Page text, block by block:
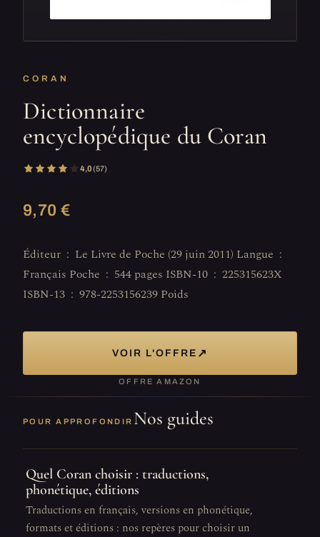
CORAN
Dictionnaire
encyclopédique du Coran
4,0(57)
9,70 €
Éditeur ‏ : ‎ Le Livre de Poche (29 juin 2011) Langue ‏ : ‎
Français Poche ‏ : ‎ 544 pages ISBN-10 ‏ : ‎ 225315623X
ISBN-13 ‏ : ‎ 978-2253156239 Poids
VOIR L'OFFRE ↗
OFFRE AMAZON
POUR APPROFONDIR Nos guides
Quel Coran choisir : traductions,
phonétique, éditions
Traductions en français, versions en phonétique,
formats et éditions : nos repères pour choisir un